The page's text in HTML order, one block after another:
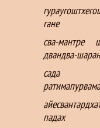
гане
сва-мантре
двандва-
сада
падах